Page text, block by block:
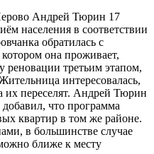
Андрей Тюрин 17
населения в соответствии
обратилась с
она проживает,
третьим этапом,
интересовалась,
их переселят. Андрей Тюрин
что программа
квартир в том же районе.
в большинстве случае
ближе к месту